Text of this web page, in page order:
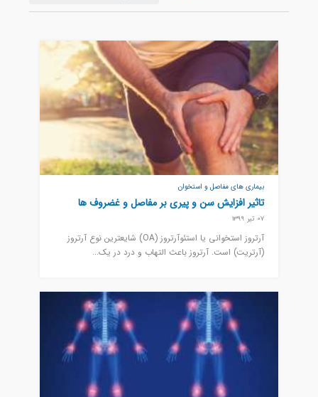
بیماری های مفاصل و استخوان
تاثیر افزایش سن و پیری بر مفاصل و غضروف ها
07 تیر 1399
آرتروز استخوانی یا استئوآرتروز (OA) شایعترین نوع آرتروز
(آرتریت) است. آرتروز باعث التهاب و درد در یک...